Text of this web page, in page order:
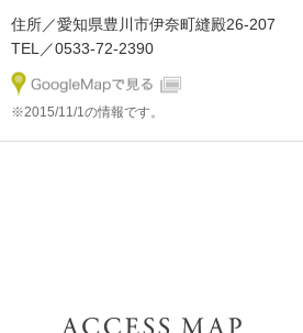
住所／愛知県豊川市伊奈町縫殿26-207
TEL／0533-72-2390
※2015/11/1の情報です。